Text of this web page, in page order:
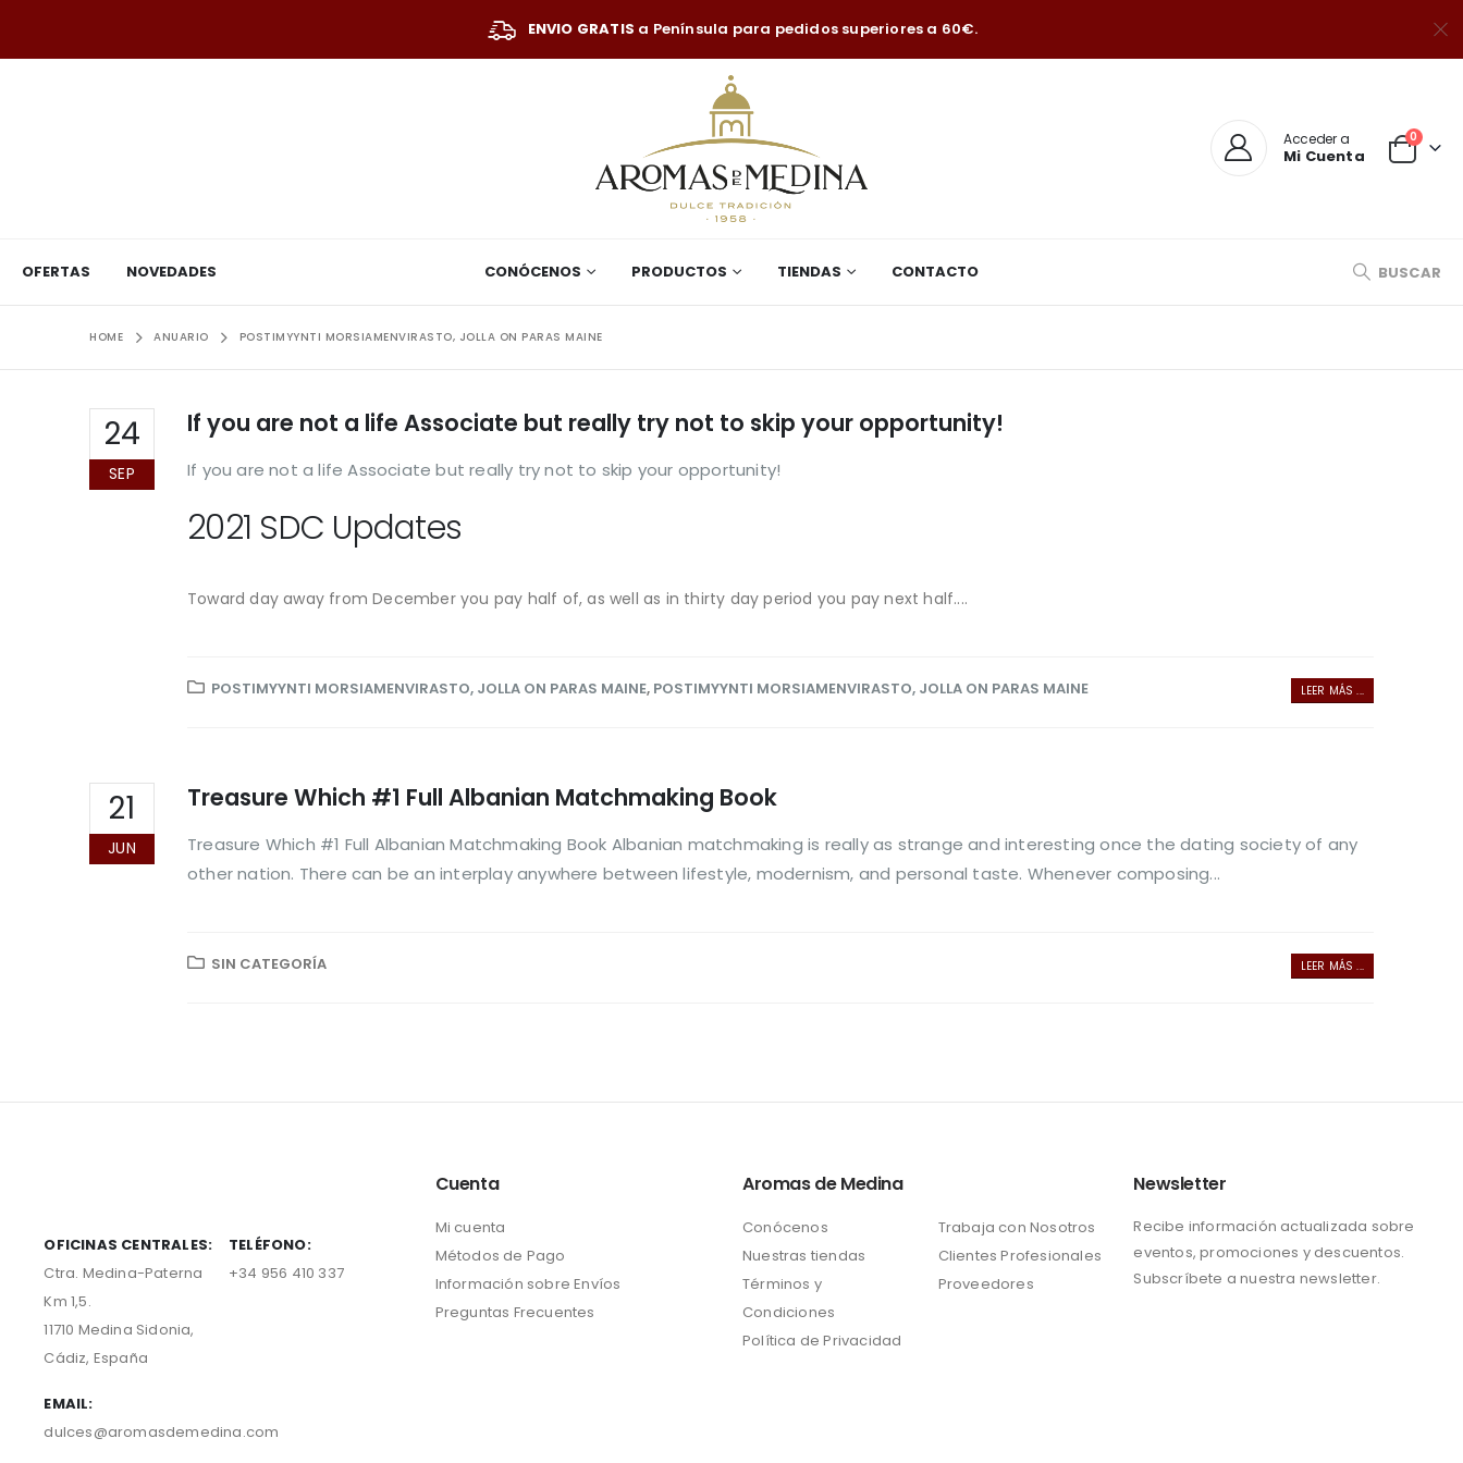
ENVIO GRATIS a Península para pedidos superiores a 60€.
Acceder a
Mi Cuenta
0
OFERTAS NOVEDADES CONÓCENOS PRODUCTOS TIENDAS CONTACTO BUSCAR
HOME ANUARIO POSTIMYYNTI MORSIAMENVIRASTO, JOLLA ON PARAS MAINE
24
SEP
If you are not a life Associate but really try not to skip your opportunity!
If you are not a life Associate but really try not to skip your opportunity!
2021 SDC Updates
Toward day away from December you pay half of, as well as in thirty day period you pay next half....
POSTIMYYNTI MORSIAMENVIRASTO, JOLLA ON PARAS MAINE, POSTIMYYNTI MORSIAMENVIRASTO, JOLLA ON PARAS MAINE LEER MÁS ...
21
JUN
Treasure Which #1 Full Albanian Matchmaking Book
Treasure Which #1 Full Albanian Matchmaking Book Albanian matchmaking is really as strange and interesting once the dating society of any
other nation. There can be an interplay anywhere between lifestyle, modernism, and personal taste. Whenever composing...
SIN CATEGORÍA LEER MÁS ...
OFICINAS CENTRALES:
Ctra. Medina-Paterna
Km 1,5.
11710 Medina Sidonia,
Cádiz, España
TELÉFONO:
+34 956 410 337
EMAIL:
dulces@aromasdemedina.com
Cuenta
Mi cuenta
Métodos de Pago
Información sobre Envíos
Preguntas Frecuentes
Aromas de Medina
Conócenos
Nuestras tiendas
Términos y
Condiciones
Política de Privacidad
Trabaja con Nosotros
Clientes Profesionales
Proveedores
Newsletter
Recibe información actualizada sobre
eventos, promociones y descuentos.
Subscríbete a nuestra newsletter.